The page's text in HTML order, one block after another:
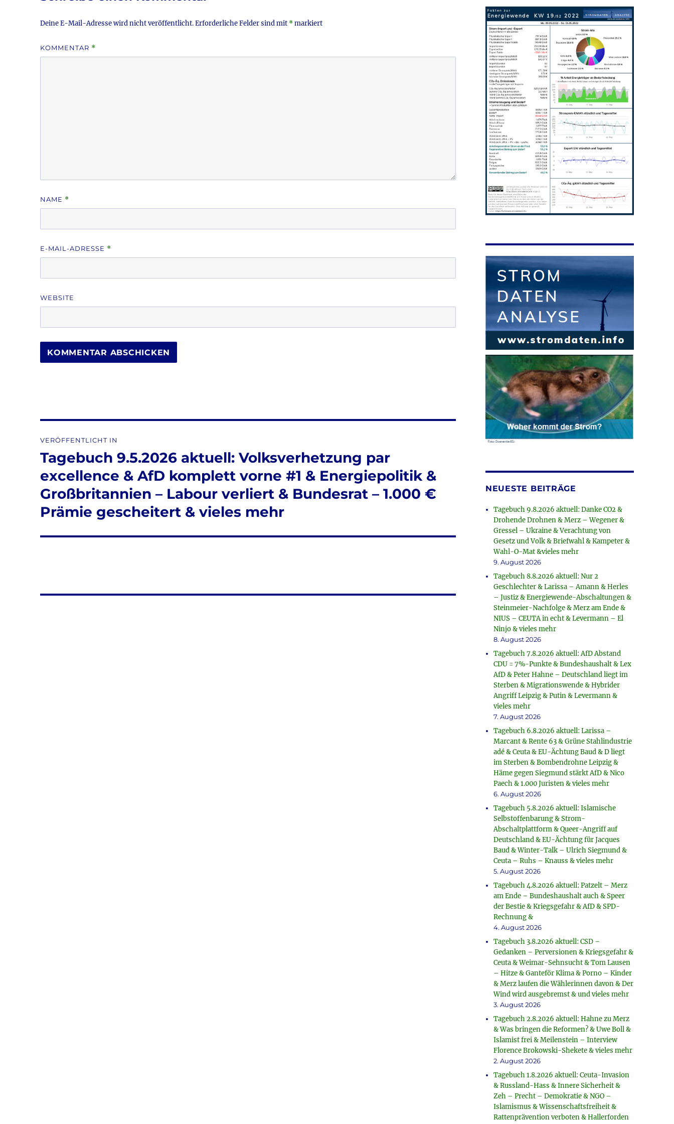
k
Deine E-Mail-Adresse wird nicht veröffentlicht.Erforderliche Felder sind mit *markiert
KOMMENTAR *
NAME *
E-MAIL-ADRESSE *
WEBSITE
VERÖFFENTLICHT IN
Tagebuch 9.5.2026 aktuell: Volksverhetzung par
excellence & AfD komplett vorne #1 & Energiepolitik &
Großbritannien – Labour verliert & Bundesrat – 1.000 €
Prämie gescheitert & vieles mehr
NEUESTE BEITRÄGE
Tagebuch 9.8.2026 aktuell: Danke CO2 &
Drohende Drohnen & Merz – Wegener &
Gressel – Ukraine & Verachtung von
Gesetz und Volk & Briefwahl & Kampeter &
Wahl-O-Mat &vieles mehr
9. August 2026
Tagebuch 8.8.2026 aktuell: Nur 2
Geschlechter & Larissa – Amann & Herles
– Justiz & Energiewende-Abschaltungen &
Steinmeier-Nachfolge & Merz am Ende &
NIUS – CEUTA in echt & Levermann – El
Ninjo & vieles mehr
8. August 2026
Tagebuch 7.8.2026 aktuell: AfD Abstand
CDU = 7%-Punkte & Bundeshaushalt & Lex
AfD & Peter Hahne – Deutschland liegt im
Sterben & Migrationswende & Hybrider
Angriff Leipzig & Putin & Levermann &
vieles mehr
7. August 2026
Tagebuch 6.8.2026 aktuell: Larissa –
Marcant & Rente 63 & Grüne Stahlindustrie
adé & Ceuta & EU-Ächtung Baud & D liegt
im Sterben & Bombendrohne Leipzig &
Häme gegen Siegmund stärkt AfD & Nico
Paech & 1.000 Juristen & vieles mehr
6. August 2026
Tagebuch 5.8.2026 aktuell: Islamische
Selbstoffenbarung & Strom-
Abschaltplattform & Queer-Angriff auf
Deutschland & EU-Ächtung für Jacques
Baud & Winter-Talk – Ulrich Siegmund &
Ceuta – Ruhs – Knauss & vieles mehr
5. August 2026
Tagebuch 4.8.2026 aktuell: Patzelt – Merz
am Ende – Bundeshaushalt auch & Speer
der Bestie & Kriegsgefahr & AfD & SPD-
Rechnung &
4. August 2026
Tagebuch 3.8.2026 aktuell: CSD –
Gedanken – Perversionen & Kriegsgefahr &
Ceuta & Weimar-Sehnsucht & Tom Lausen
– Hitze & Ganteför Klima & Porno – Kinder
& Merz laufen die Wählerinnen davon & Der
Wind wird ausgebremst & und vieles mehr
3. August 2026
Tagebuch 2.8.2026 aktuell: Hahne zu Merz
& Was bringen die Reformen? & Uwe Boll &
Islamist frei & Meilenstein – Interview
Florence Brokowski-Shekete & vieles mehr
2. August 2026
Tagebuch 1.8.2026 aktuell: Ceuta-Invasion
& Russland-Hass & Innere Sicherheit &
Zeh – Precht – Demokratie & NGO –
Islamismus & Wissenschaftsfreiheit &
Rattenprävention verboten & Hallerforden